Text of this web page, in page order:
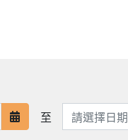
日期範圍開始
至 日期範圍結束